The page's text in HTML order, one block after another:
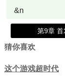
&n
第9章 首
猜你喜欢
这个游戏超时代